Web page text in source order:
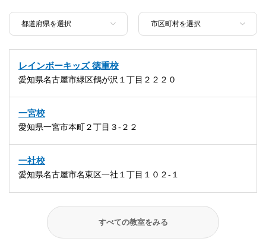
レインボーキッズ 徳重校
愛知県名古屋市緑区鶴が沢１丁目２２２０
一宮校
愛知県一宮市本町２丁目３-２２
一社校
愛知県名古屋市名東区一社１丁目１０２-１
すべての教室をみる